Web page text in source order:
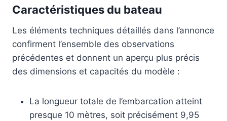
Caractéristiques du bateau
Les éléments techniques détaillés dans l’annonce
confirment l’ensemble des observations
précédentes et donnent un aperçu plus précis
des dimensions et capacités du modèle :
La longueur totale de l’embarcation atteint
presque 10 mètres, soit précisément 9,95